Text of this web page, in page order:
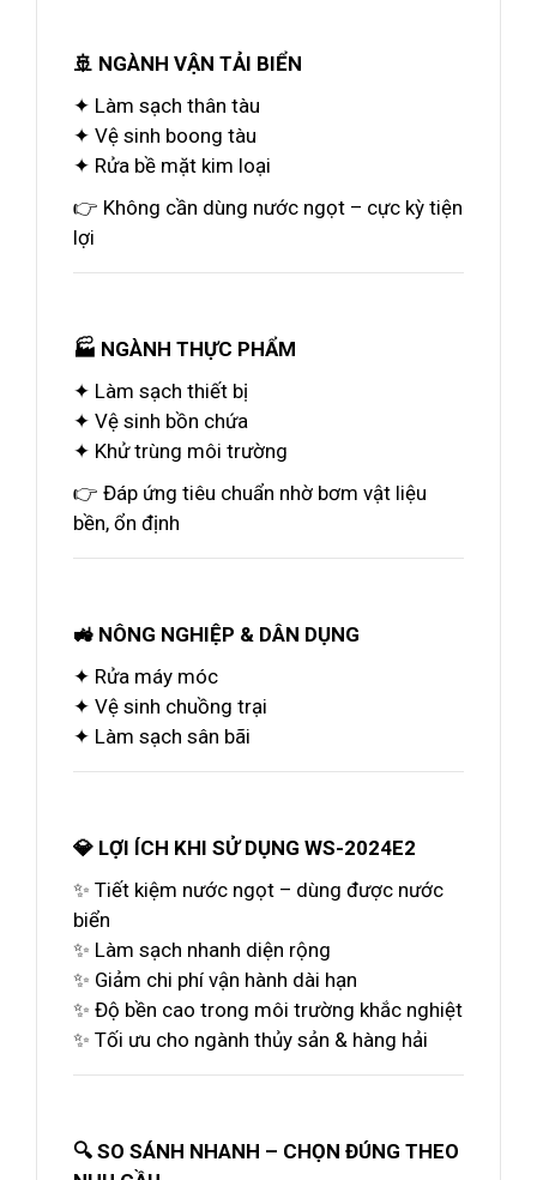
🚢 NGÀNH VẬN TẢI BIỂN
✦ Làm sạch thân tàu
✦ Vệ sinh boong tàu
✦ Rửa bề mặt kim loại
👉 Không cần dùng nước ngọt – cực kỳ tiện
lợi
🏭 NGÀNH THỰC PHẨM
✦ Làm sạch thiết bị
✦ Vệ sinh bồn chứa
✦ Khử trùng môi trường
👉 Đáp ứng tiêu chuẩn nhờ bơm vật liệu
bền, ổn định
🚜 NÔNG NGHIỆP & DÂN DỤNG
✦ Rửa máy móc
✦ Vệ sinh chuồng trại
✦ Làm sạch sân bãi
💎 LỢI ÍCH KHI SỬ DỤNG WS-2024E2
✨ Tiết kiệm nước ngọt – dùng được nước
biển
✨ Làm sạch nhanh diện rộng
✨ Giảm chi phí vận hành dài hạn
✨ Độ bền cao trong môi trường khắc nghiệt
✨ Tối ưu cho ngành thủy sản & hàng hải
🔍 SO SÁNH NHANH – CHỌN ĐÚNG THEO